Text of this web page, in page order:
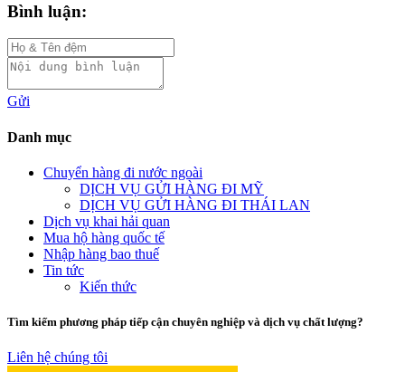
Bình luận:
Gửi
Danh mục
Chuyển hàng đi nước ngoài
DỊCH VỤ GỬI HÀNG ĐI MỸ
DỊCH VỤ GỬI HÀNG ĐI THÁI LAN
Dịch vụ khai hải quan
Mua hộ hàng quốc tế
Nhập hàng bao thuế
Tin tức
Kiến thức
Tìm kiếm phương pháp tiếp cận chuyên nghiệp và dịch vụ chất lượng?
Liên hệ chúng tôi